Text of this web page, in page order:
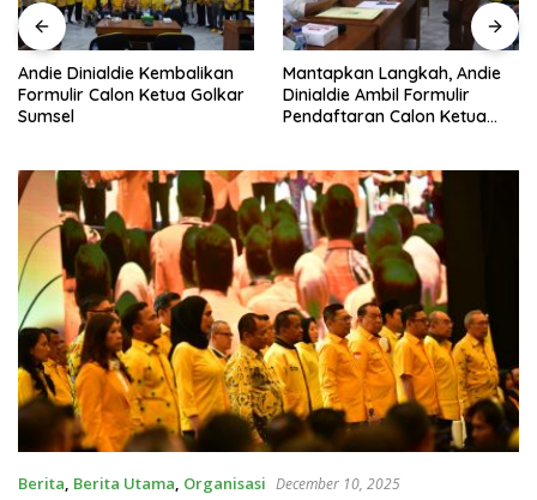
Andie Dinialdie Kembalikan
Formulir Calon Ketua Golkar
Sumsel
Mantapkan Langkah, Andie
Dinialdie Ambil Formulir
Pendaftaran Calon Ketua
Berita, Berita Utama, Organisasi December 10, 2025